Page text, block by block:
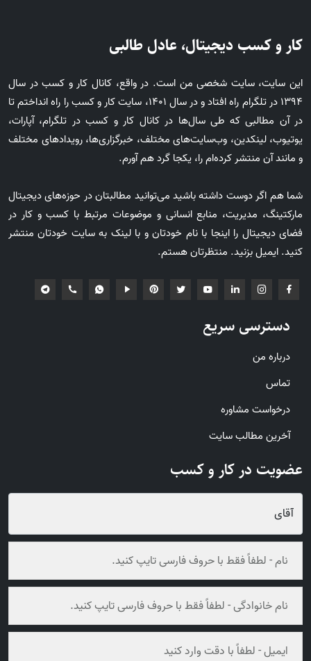
کار و کسب دیجیتال، عادل طالبی
این سایت، سایت شخصی من است. در واقع، کانال کار و کسب در سال
1394 در تلگرام راه افتاد و در سال 1401، سایت کار و کسب را راه انداختم تا
در آن مطالبی که طی سال‌ها در کانال کار و کسب در تلگرام، آپارات،
یوتیوب، لینکدین، وب‌سایت‌های مختلف، خبرگزاری‌ها، رویدادهای مختلف
و مانند آن منتشر کرده‌ام را، یکجا گرد هم آورم.
شما هم اگر دوست داشته باشید می‌توانید مطالبتان در حوزه‌های دیجیتال
مارکتینگ، مدیریت، منابع انسانی و موضوعات مرتبط با کسب و کار در
فضای دیجیتال را اینجا با نام خودتان و با لینک به سایت خودتان منتشر
کنید. ایمیل بزنید. منتظرتان هستم.
دسترسی سریع
درباره من
تماس
درخواست مشاوره
آخرین مطالب سایت
عضویت در کار و کسب